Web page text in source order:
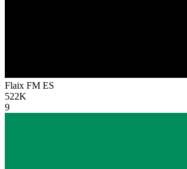
Flaix FM ES
522K
9